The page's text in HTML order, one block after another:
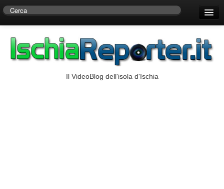
Centro di Ricerche Storiche D’Ambra
Il VideoBlog dell'isola d'Ischia